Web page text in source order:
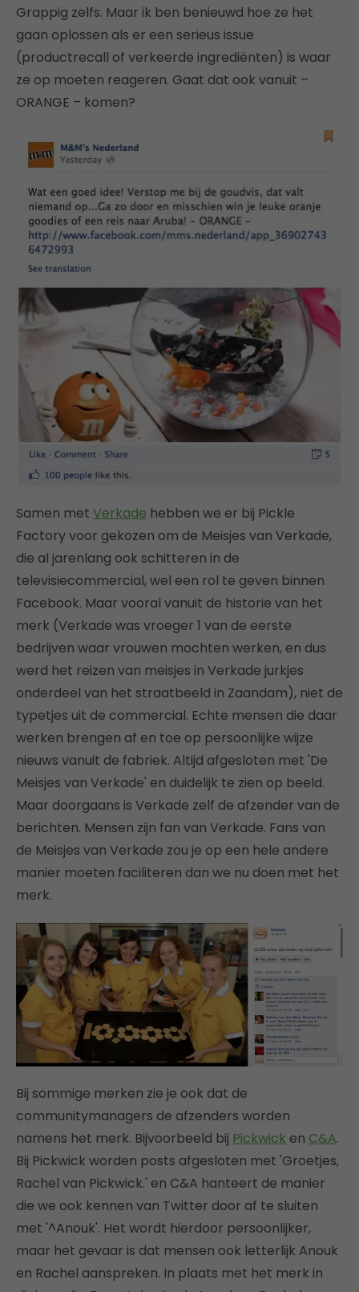
Grappig zelfs. Maar ik ben benieuwd hoe ze het
gaan oplossen als er een serieus issue
(productrecall of verkeerde ingrediënten) is waar
ze op moeten reageren. Gaat dat ook vanuit –
ORANGE – komen?
Samen met Verkade hebben we er bij Pickle
Factory voor gekozen om de Meisjes van Verkade,
die al jarenlang ook schitteren in de
televisiecommercial, wel een rol te geven binnen
Facebook. Maar vooral vanuit de historie van het
merk (Verkade was vroeger 1 van de eerste
bedrijven waar vrouwen mochten werken, en dus
werd het reizen van meisjes in Verkade jurkjes
onderdeel van het straatbeeld in Zaandam), niet de
typetjes uit de commercial. Echte mensen die daar
werken brengen af en toe op persoonlijke wijze
nieuws vanuit de fabriek. Altijd afgesloten met 'De
Meisjes van Verkade' en duidelijk te zien op beeld.
Maar doorgaans is Verkade zelf de afzender van de
berichten. Mensen zijn fan van Verkade. Fans van
de Meisjes van Verkade zou je op een hele andere
manier moeten faciliteren dan we nu doen met het
merk.
Bij sommige merken zie je ook dat de
communitymanagers de afzenders worden
namens het merk. Bijvoorbeeld bij Pickwick en C&A.
Bij Pickwick worden posts afgesloten met 'Groetjes,
Rachel van Pickwick.' en C&A hanteert de manier
die we ook kennen van Twitter door af te sluiten
met '^Anouk'. Het wordt hierdoor persoonlijker,
maar het gevaar is dat mensen ook letterlijk Anouk
en Rachel aanspreken. In plaats met het merk in